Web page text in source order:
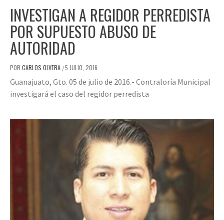
INVESTIGAN A REGIDOR PERREDISTA
POR SUPUESTO ABUSO DE
AUTORIDAD
POR CARLOS OLVERA /5 JULIO, 2016
Guanajuato, Gto. 05 de julio de 2016.- Contraloría Municipal
investigará el caso del regidor perredista